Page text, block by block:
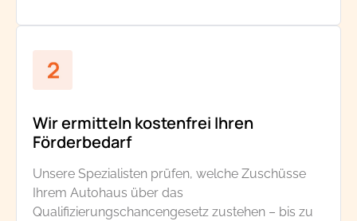
Wir ermitteln kostenfrei Ihren
Förderbedarf
Unsere Spezialisten prüfen, welche Zuschüsse
Ihrem Autohaus über das
Qualifizierungschancengesetz zustehen – bis zu